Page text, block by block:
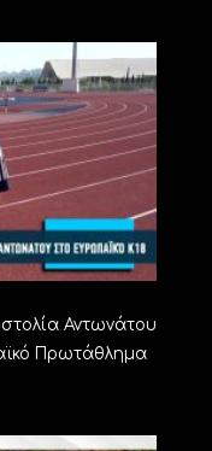
Αντωνάτου
Πρωτάθλημα